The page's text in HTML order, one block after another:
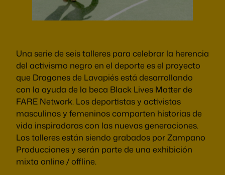
Una serie de seis talleres para celebrar la herencia
del activismo negro en el deporte es el proyecto
que Dragones de Lavapiés está desarrollando
con la ayuda de la beca Black Lives Matter de
FARE Network. Los deportistas y activistas
masculinos y femeninos comparten historias de
vida inspiradoras con las nuevas generaciones.
Los talleres están siendo grabados por Zampano
Producciones y serán parte de una exhibición
mixta online / offline.